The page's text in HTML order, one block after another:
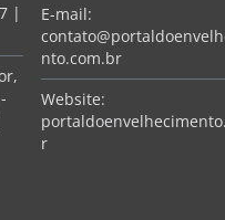
|
E-mail:
nto.com.br
Website:
r